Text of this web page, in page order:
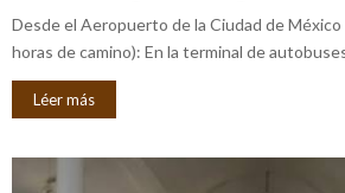
Desde el Aeropuerto de la Ciudad de
horas de camino): En la terminal de
Léer más